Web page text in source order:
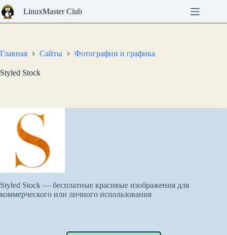
Перейти
к
сути
LinuxMaster Club
Главная Сайты Фотографии и графика
Styled Stock
Styled Stock — бесплатные красивые изображения для
коммерческого или личного использования